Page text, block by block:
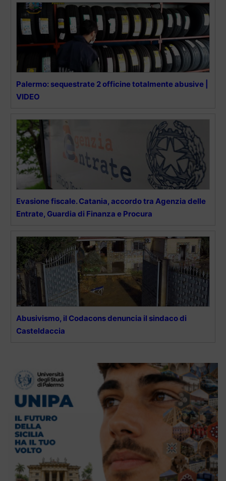
Palermo: sequestrate 2 officine totalmente abusive |
VIDEO
Evasione fiscale. Catania, accordo tra Agenzia delle
Entrate, Guardia di Finanza e Procura
Abusivismo, il Codacons denuncia il sindaco di
Casteldaccia